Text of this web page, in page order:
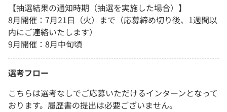
【抽選結果の通知時期（抽選を実施した場合）】
8月開催：7月21日（火）まで（応募締め切り後、1週間以
内にご連絡いたします）
9月開催：8月中旬頃
選考フロー
こちらは選考なしでご応募いただけるインターンとなって
おります。履歴書の提出は必要ございません。